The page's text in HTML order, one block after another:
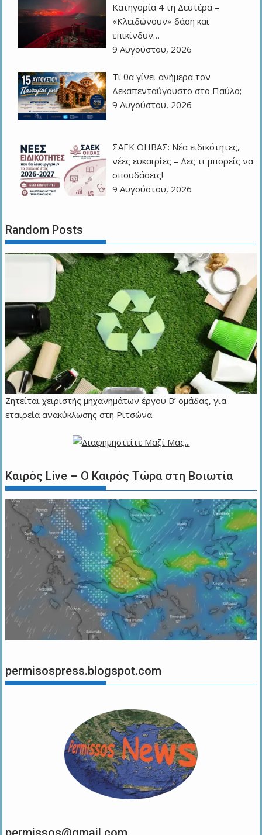
Κατηγορία 4 τη Δευτέρα –
«Κλειδώνουν» δάση και
επικίνδυν…
9 Αυγούστου, 2026
Τι θα γίνει ανήμερα τον
Δεκαπενταύγουστο στο Παύλο;
9 Αυγούστου, 2026
ΣΑΕΚ ΘΗΒΑΣ: Νέα ειδικότητες,
νέες ευκαιρίες – Δες τι μπορείς να
σπουδάσεις!
9 Αυγούστου, 2026
Random Posts
Ζητείται χειριστής μηχανημάτων έργου Β’ ομάδας, για
εταιρεία ανακύκλωσης στη Ριτσώνα
Καιρός Live – Ο Καιρός Τώρα στη Βοιωτία
permisospress.blogspot.com